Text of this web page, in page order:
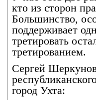
кто из сторон
Большинство,
поддерживает
третировать
третированием.
Сергей
город Ухта: